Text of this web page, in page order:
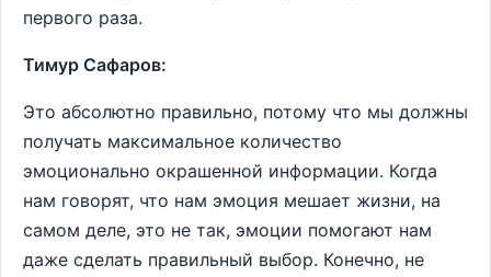
первого раза.
Тимур Сафаров:
Это абсолютно правильно, потому что мы должны
получать максимальное количество
эмоционально окрашенной информации. Когда
нам говорят, что нам эмоция мешает жизни, на
самом деле, это не так, эмоции помогают нам
даже сделать правильный выбор. Конечно, не